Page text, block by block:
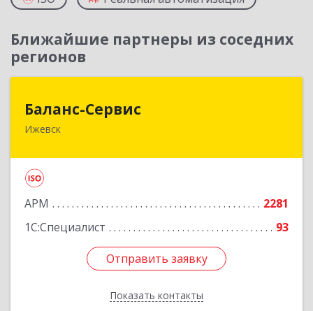
Ближайшие партнеры из соседних
регионов
Баланс-Сервис
Ижевск
АРМ
2281
1С:Специалист
93
Отправить заявку
Показать контакты
Отправить заявку
Назад